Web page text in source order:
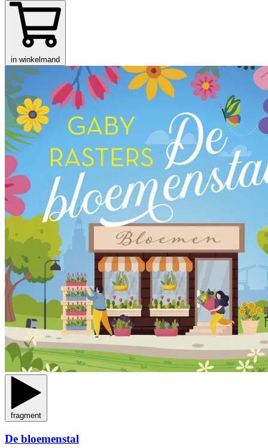
in winkelmand
fragment
De bloemenstal